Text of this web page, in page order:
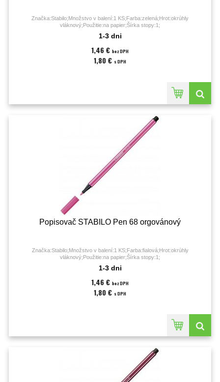
Značka:Stabilo;Množstvo v balení:1 KS;Farba:zelená;Hrot:okrúhly
vláknový;Použitie:na papier;Šírka stopy:1;
1-3 dni
1,46 € bez DPH
1,80 € s DPH
Popisovač STABILO Pen 68 orgovánový
Značka:Stabilo;Množstvo v balení:1 KS;Farba:fialová;Hrot:okrúhly
vláknový;Použitie:na papier;Šírka stopy:1;
1-3 dni
1,46 € bez DPH
1,80 € s DPH